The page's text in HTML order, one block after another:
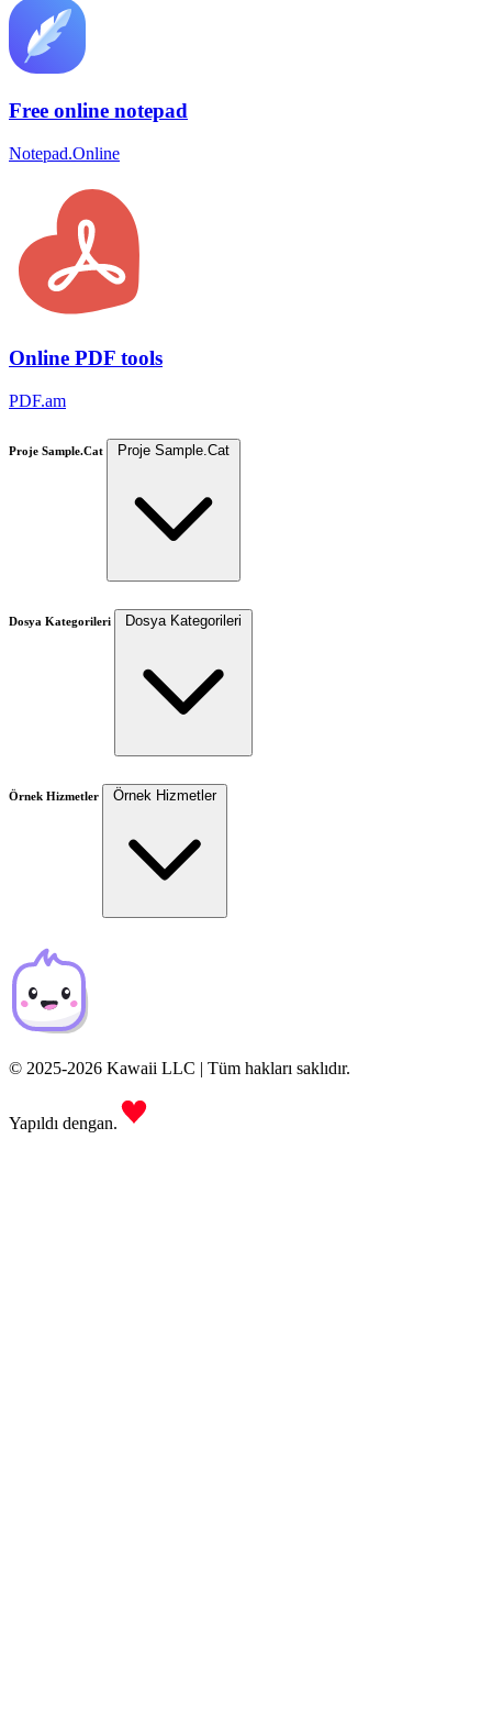
Free online notepad
Notepad.Online
Online PDF tools
PDF.am
Proje Sample.Cat Proje Sample.Cat
Dosya Kategorileri Dosya Kategorileri
Örnek Hizmetler Örnek Hizmetler
© 2025-2026 Kawaii LLC | Tüm hakları saklıdır.
Yapıldı dengan.